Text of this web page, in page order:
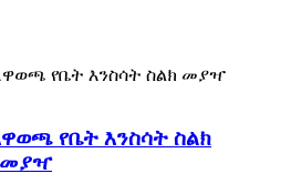
የቤት እንስሳት ስልክ